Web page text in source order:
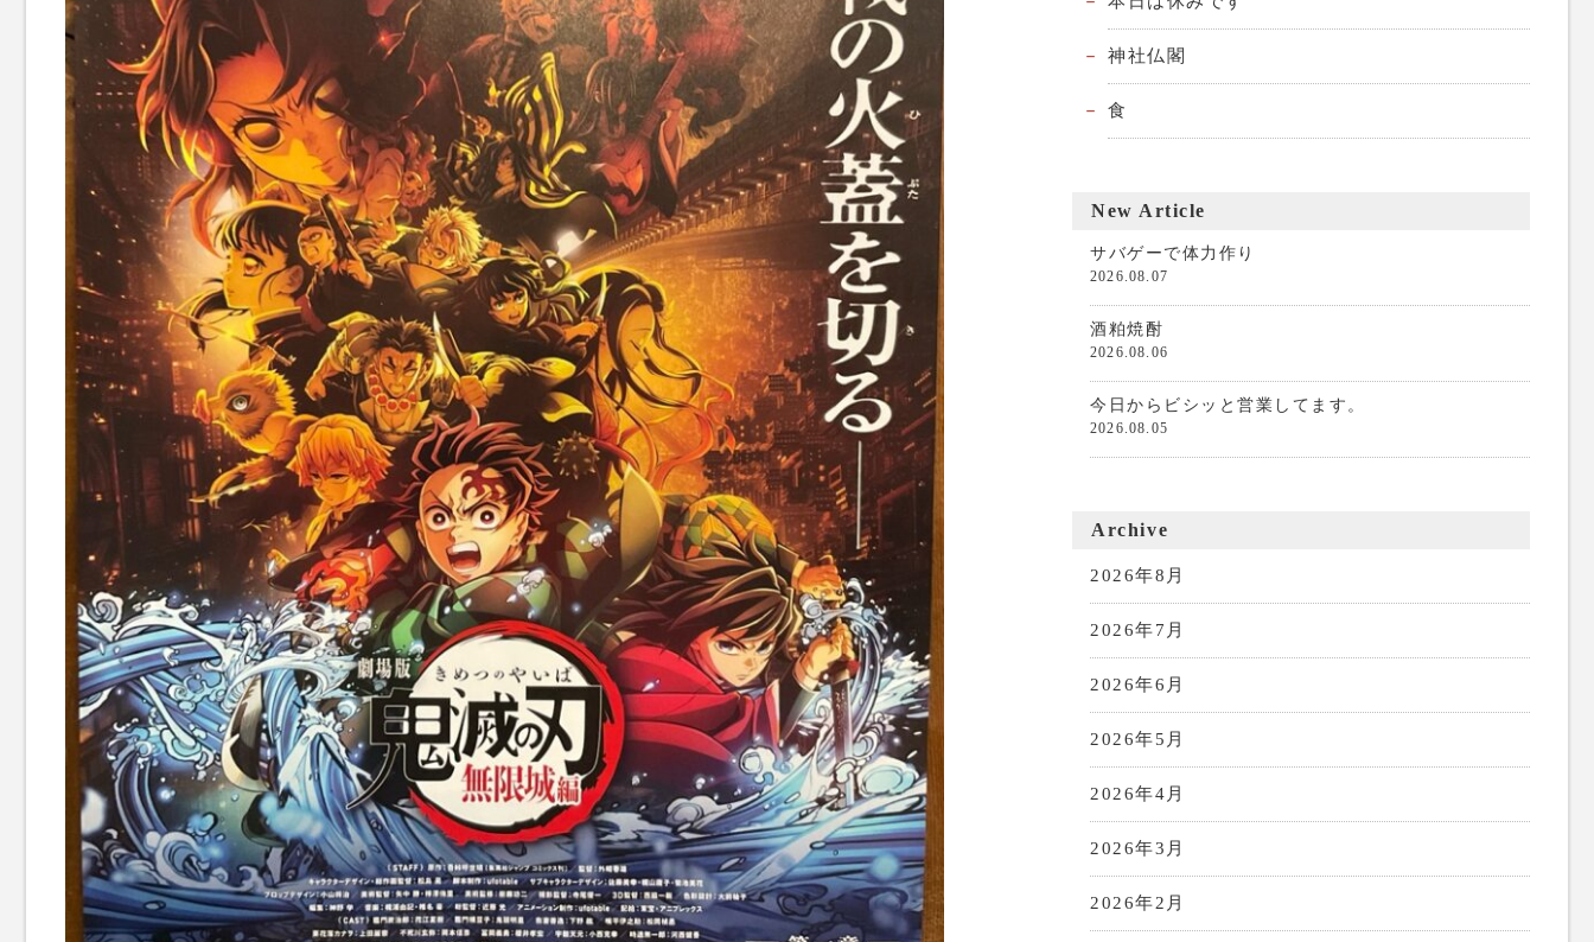
神社仏閣
食
New Article
サバゲーで体力作り
2026.08.07
酒粕焼酎
2026.08.06
今日からビシッと営業してます。
2026.08.05
Archive
2026年8月
2026年7月
2026年6月
2026年5月
2026年4月
2026年3月
2026年2月